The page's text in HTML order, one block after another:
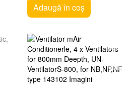
Adaugă în coș